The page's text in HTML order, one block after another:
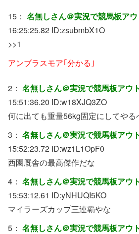
15： 名無しさん＠実況で競馬板ア
16:25:25.82 ID:zsubmbX1O
>>1
アンブラスモア｢分かる｣
2： 名無しさん＠実況で競馬板アウ
15:51:36.20 ID:w18XJQ3ZO
何に出ても重量56kg固定にしてやる
3： 名無しさん＠実況で競馬板アウ
15:52:23.72 ID:wz1L1OpF0
西園厩舎の最高傑作だな
4： 名無しさん＠実況で競馬板アウ
15:53:12.61 ID:yNHUQI5KO
マイラーズカップ三連覇やな
5： 名無しさん＠実況で競馬板アウ